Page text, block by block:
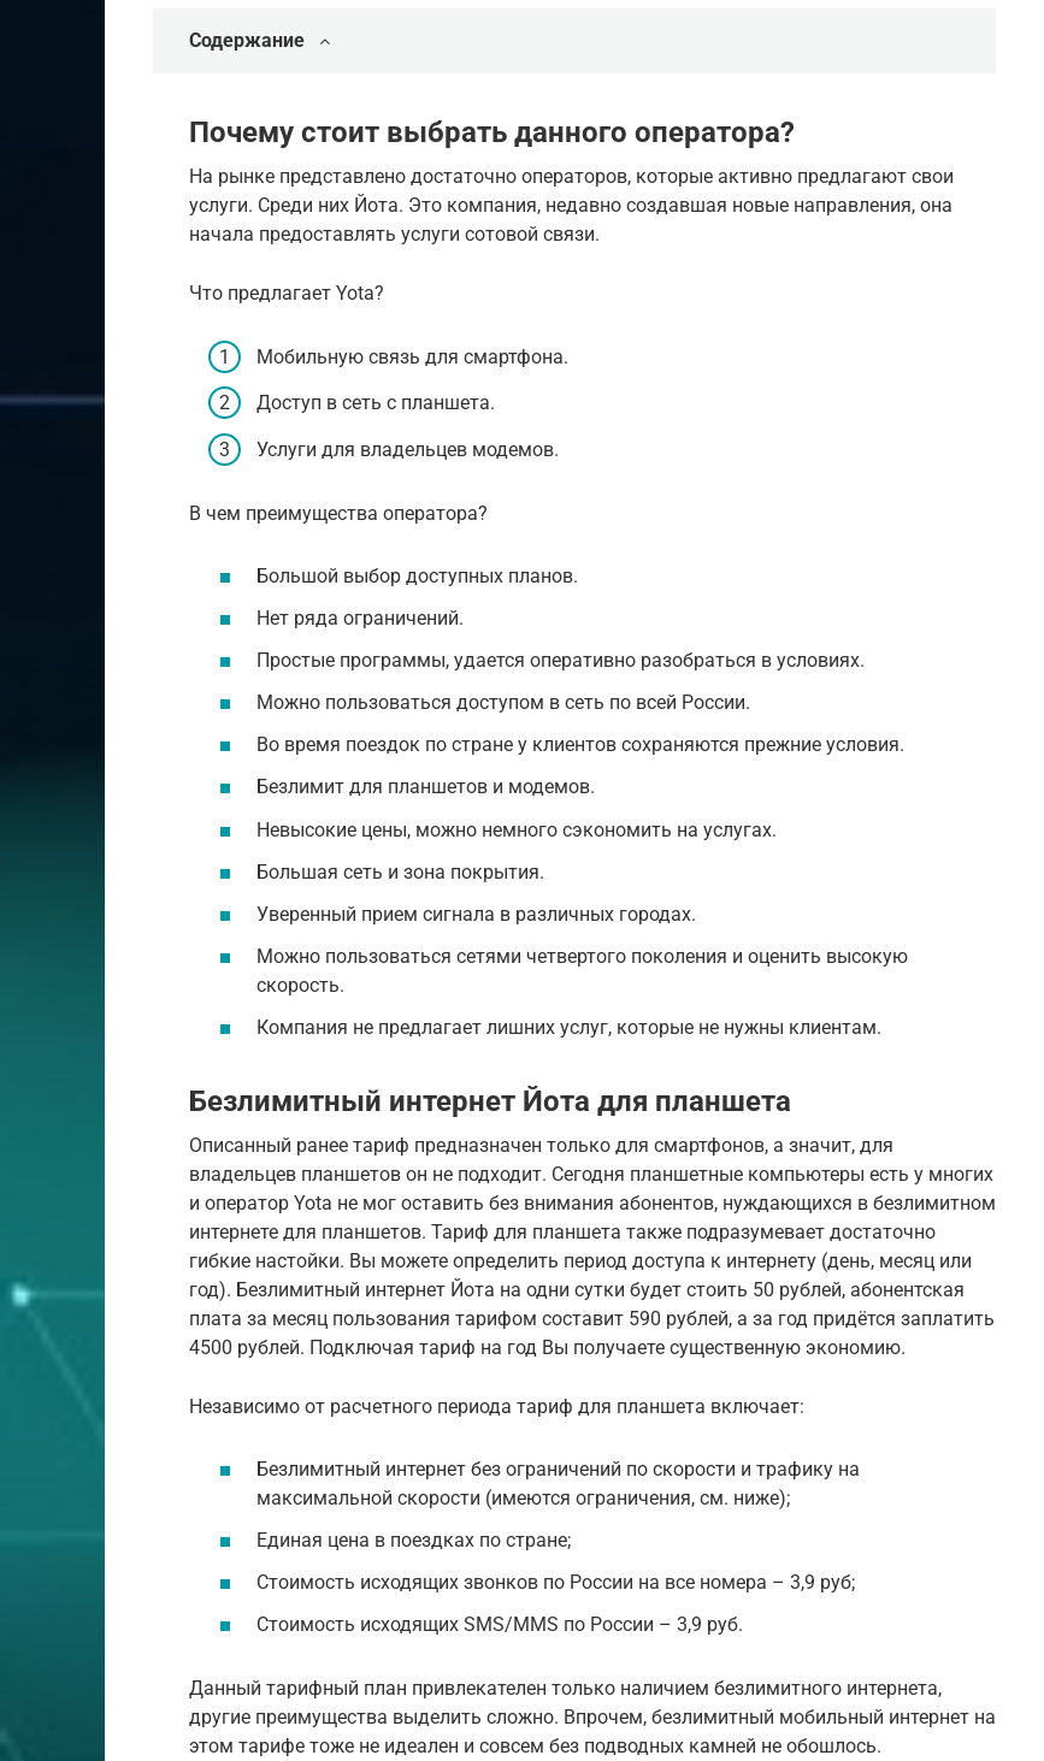
Содержание
Почему стоит выбрать данного оператора?
На рынке представлено достаточно операторов, которые активно предлагают свои
услуги. Среди них Йота. Это компания, недавно создавшая новые направления, она
начала предоставлять услуги сотовой связи.
Что предлагает Yota?
Мобильную связь для смартфона.
Доступ в сеть с планшета.
Услуги для владельцев модемов.
В чем преимущества оператора?
Большой выбор доступных планов.
Нет ряда ограничений.
Простые программы, удается оперативно разобраться в условиях.
Можно пользоваться доступом в сеть по всей России.
Во время поездок по стране у клиентов сохраняются прежние условия.
Безлимит для планшетов и модемов.
Невысокие цены, можно немного сэкономить на услугах.
Большая сеть и зона покрытия.
Уверенный прием сигнала в различных городах.
Можно пользоваться сетями четвертого поколения и оценить высокую
скорость.
Компания не предлагает лишних услуг, которые не нужны клиентам.
Безлимитный интернет Йота для планшета
Описанный ранее тариф предназначен только для смартфонов, а значит, для
владельцев планшетов он не подходит. Сегодня планшетные компьютеры есть у многих
и оператор Yota не мог оставить без внимания абонентов, нуждающихся в безлимитном
интернете для планшетов. Тариф для планшета также подразумевает достаточно
гибкие настойки. Вы можете определить период доступа к интернету (день, месяц или
год). Безлимитный интернет Йота на одни сутки будет стоить 50 рублей, абонентская
плата за месяц пользования тарифом составит 590 рублей, а за год придётся заплатить
4500 рублей. Подключая тариф на год Вы получаете существенную экономию.
Независимо от расчетного периода тариф для планшета включает:
Безлимитный интернет без ограничений по скорости и трафику на
максимальной скорости (имеются ограничения, см. ниже);
Единая цена в поездках по стране;
Стоимость исходящих звонков по России на все номера – 3,9 руб;
Стоимость исходящих SMS/MMS по России – 3,9 руб.
Данный тарифный план привлекателен только наличием безлимитного интернета,
другие преимущества выделить сложно. Впрочем, безлимитный мобильный интернет на
этом тарифе тоже не идеален и совсем без подводных камней не обошлось.